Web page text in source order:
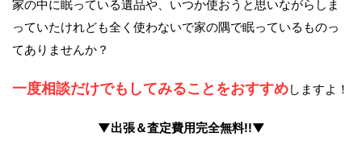
家の中に眠っている遺品や、いつか使おうと思いながらしま
っていたけれども全く使わないで家の隅で眠っているものっ
てありませんか？
一度相談だけでもしてみることをおすすめしますよ！
▼出張＆査定費用完全無料!!▼